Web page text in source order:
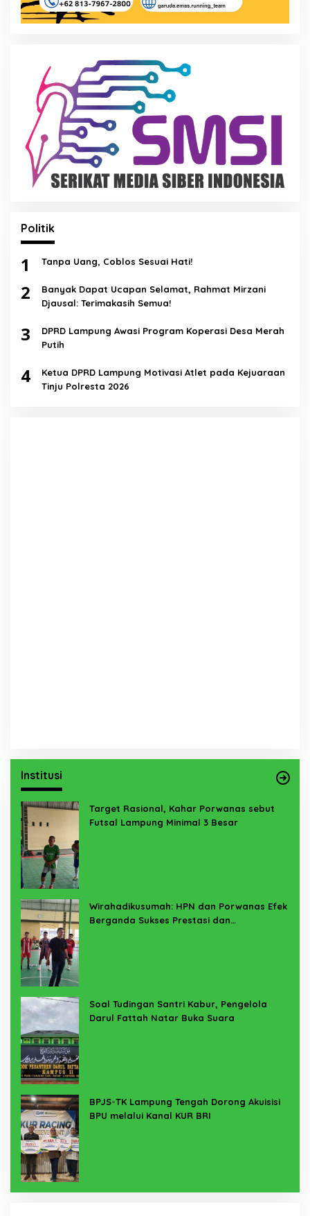
Politik
1 Tanpa Uang, Coblos Sesuai Hati!
2
Banyak Dapat Ucapan Selamat, Rahmat Mirzani
Djausal: Terimakasih Semua!
3
DPRD Lampung Awasi Program Koperasi Desa Merah
Putih
4
Ketua DPRD Lampung Motivasi Atlet pada Kejuaraan
Tinju Polresta 2026
Institusi
Target Rasional, Kahar Porwanas sebut
Futsal Lampung Minimal 3 Besar
Wirahadikusumah: HPN dan Porwanas Efek
Berganda Sukses Prestasi dan
Soal Tudingan Santri Kabur, Pengelola
Darul Fattah Natar Buka Suara
BPJS-TK Lampung Tengah Dorong Akuisisi
BPU melalui Kanal KUR BRI